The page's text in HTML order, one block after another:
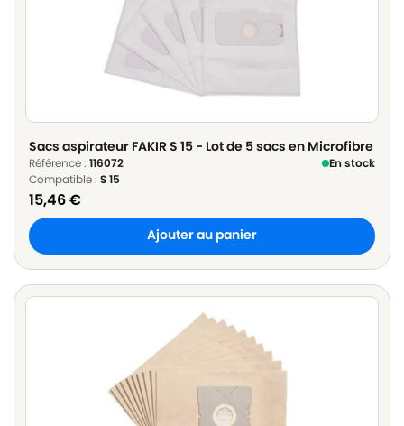
Sacs aspirateur FAKIR S 15 - Lot de 5 sacs en Microfibre
Référence : 116072
En stock
Compatible : S 15
15,46€
Ajouter au panier